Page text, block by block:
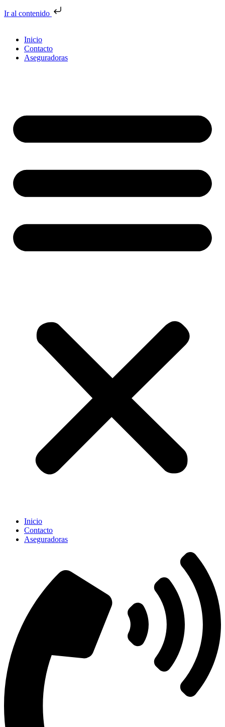
Ir al contenido
Inicio
Contacto
Aseguradoras
Inicio
Contacto
Aseguradoras